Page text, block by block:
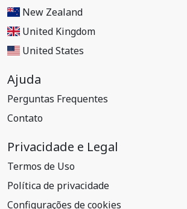
New Zealand
United Kingdom
United States
Ajuda
Perguntas Frequentes
Contato
Privacidade e Legal
Termos de Uso
Política de privacidade
Configurações de cookies